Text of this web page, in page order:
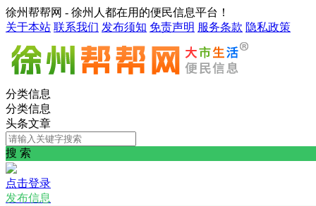
徐州帮帮网 - 徐州人都在用的便民信息平台！
关于本站 联系我们 发布须知 免责声明 服务条款 隐私政策
分类信息
分类信息
头条文章
搜 索
点击登录
发布信息